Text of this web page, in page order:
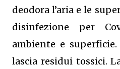
deodora l’aria e le
disinfezione per
ambiente e superficie.
lascia residui tossici.